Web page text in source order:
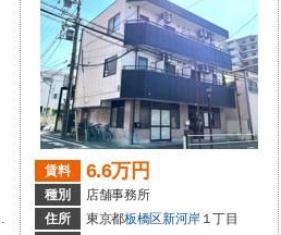
賃料 6.6万円
種別
店舗事務所
住所
東京都板橋区新河岸１丁目